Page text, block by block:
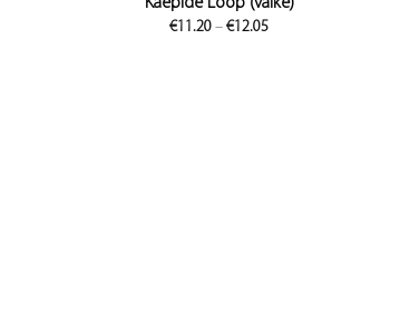
Käepide Loop (väike)
€11.20 – €12.05Price